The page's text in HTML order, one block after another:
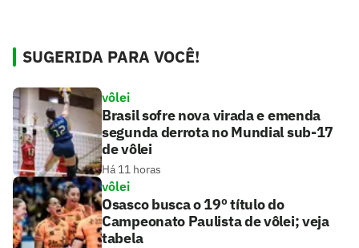
SUGERIDA PARA VOCÊ!
vôlei
Brasil sofre nova virada e emenda
segunda derrota no Mundial sub-17
de vôlei
Há 11 horas
vôlei
Osasco busca o 19º título do
Campeonato Paulista de vôlei; veja
tabela